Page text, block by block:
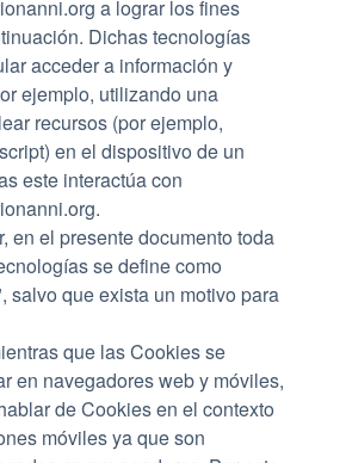
a lograr los fines
Dichas tecnologías
acceder a información y
ejemplo, utilizando una
recursos (por ejemplo,
en el dispositivo de un
este interactúa con
en el presente documento toda
se define como
salvo que exista un motivo para
que las Cookies se
en navegadores web y móviles,
de Cookies en el contexto
móviles ya que son